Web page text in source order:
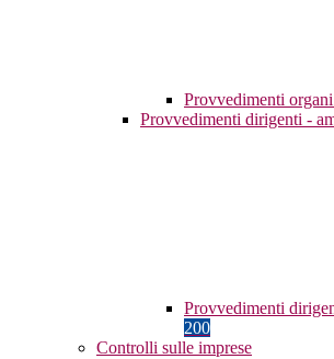
Provvedimenti
Provvedimenti dirigenti -
Provvedimenti
200
Controlli sulle imprese